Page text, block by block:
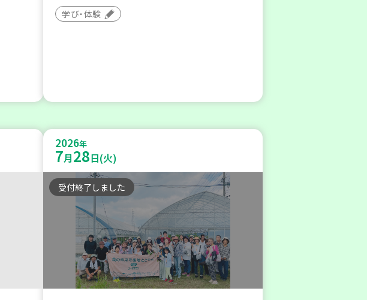
学び・体験
2026年
7月28日(火)
受付終了しました